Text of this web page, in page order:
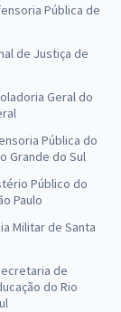
Pública de
de Justiça de
Geral do
Pública do
Grande do Sul
Público do
Paulo
Militar de Santa
de
do Rio